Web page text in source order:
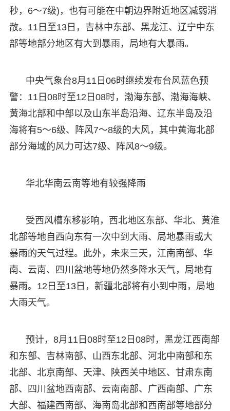
秒，6～7级)，也有可能在中朝边界附近地区减弱消
散。11日至13日，吉林中东部、黑龙江、辽宁中东
部等地部分地区有大到暴雨，局地有大暴雨。
中央气象台8月11日06时继续发布台风蓝色预
警：11日08时至12日08时，渤海东部、渤海海峡、
黄海北部和中部以及山东半岛沿海、辽东半岛及沿
海将有5～6级、阵风7～8级的大风，其中黄海北部
部分海域的风力可达7级、阵风8～9级。
华北华南云南等地有较强降雨
受西风槽东移影响，西北地区东部、华北、黄淮
北部等地自西向东有一次中到大雨、局地暴雨或大
暴雨的天气过程。此外，未来三天，江南南部、华
南、云南、四川盆地等地仍然多降水天气，局地有
暴雨。12日至13日，新疆北部将有小到中雨，局地
大雨天气。
预计，8月11日08时至12日08时，黑龙江西南部
和东部、吉林南部、山西东北部、河北中南部和东
北部、北京南部、天津、陕西关中地区、甘肃东南
部、四川盆地西南部、云南南部、广西南部、广东
大部、福建西南部、海南岛北部和西南部等地部分